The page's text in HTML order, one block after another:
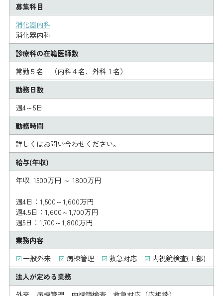
募集科目
消化器内科
消化器内科
診療科の在籍医師数
常勤５名 （内科４名、外科１名）
勤務日数
週4～5日
勤務時間
詳しくはお問い合わせください。
給与(年収)
年収 1500万円 ～ 1800万円
週4日：1,500～1,600万円
週4.5日：1,600～1,700万円
週5日：1,700～1,800万円
業務内容
一般外来
病棟管理 救急対応
内視鏡検査(上部)
法人が定める業務